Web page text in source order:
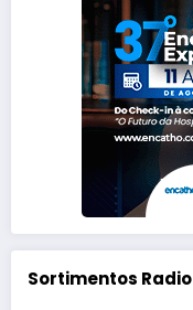
Sortimentos Radio